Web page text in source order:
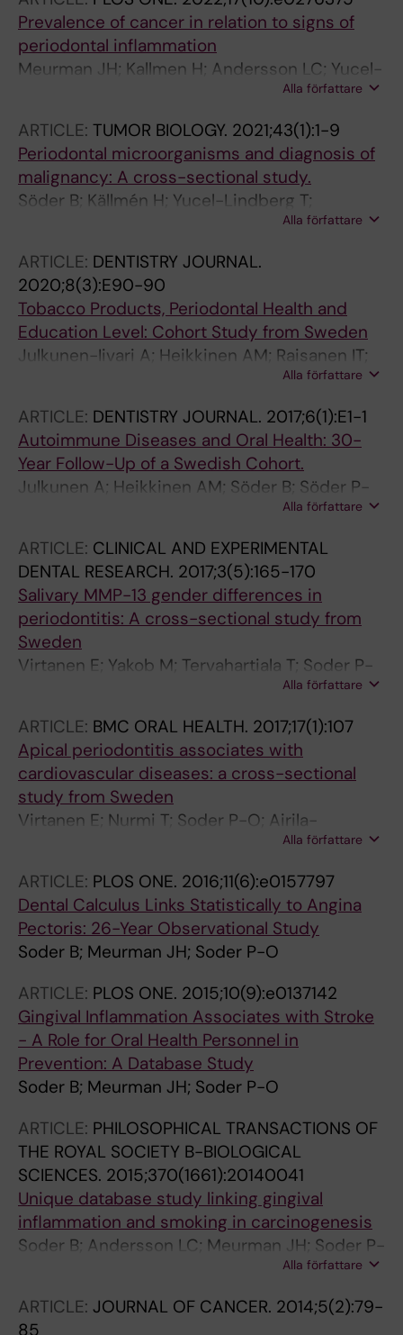
Prevalence of cancer in relation to signs of
periodontal inflammation
Meurman JH; Kallmen H; Andersson LC; Yucel-
Alla författare
ARTICLE: TUMOR BIOLOGY. 2021;43(1):1-9
Periodontal microorganisms and diagnosis of
malignancy: A cross-sectional study.
Söder B; Källmén H; Yucel-Lindberg T;
Alla författare
ARTICLE: DENTISTRY JOURNAL.
2020;8(3):E90-90
Tobacco Products, Periodontal Health and
Education Level: Cohort Study from Sweden
Julkunen-Iivari A; Heikkinen AM; Raisanen IT;
Ruokonen H; Meurman JH; Toppila-Salmi S;
Alla författare
ARTICLE: DENTISTRY JOURNAL. 2017;6(1):E1-1
Autoimmune Diseases and Oral Health: 30-
Year Follow-Up of a Swedish Cohort.
Julkunen A; Heikkinen AM; Söder B; Söder P-
Alla författare
ARTICLE: CLINICAL AND EXPERIMENTAL
DENTAL RESEARCH. 2017;3(5):165-170
Salivary MMP-13 gender differences in
periodontitis: A cross-sectional study from
Sweden
Virtanen E; Yakob M; Tervahartiala T; Soder P-
O; Andersson LC; Sorsa T; Meurman JH; Soder
Alla författare
ARTICLE: BMC ORAL HEALTH. 2017;17(1):107
Apical periodontitis associates with
cardiovascular diseases: a cross-sectional
study from Sweden
Virtanen E; Nurmi T; Soder P-O; Airila-
Alla författare
ARTICLE: PLOS ONE. 2016;11(6):e0157797
Dental Calculus Links Statistically to Angina
Pectoris: 26-Year Observational Study
Soder B; Meurman JH; Soder P-O
ARTICLE: PLOS ONE. 2015;10(9):e0137142
Gingival Inflammation Associates with Stroke
- A Role for Oral Health Personnel in
Prevention: A Database Study
Soder B; Meurman JH; Soder P-O
ARTICLE: PHILOSOPHICAL TRANSACTIONS OF
THE ROYAL SOCIETY B-BIOLOGICAL
SCIENCES. 2015;370(1661):20140041
Unique database study linking gingival
inflammation and smoking in carcinogenesis
Soder B; Andersson LC; Meurman JH; Soder P-
Alla författare
ARTICLE: JOURNAL OF CANCER. 2014;5(2):79-
85